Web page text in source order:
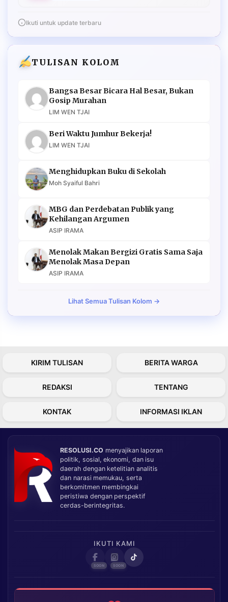
Ikuti untuk update terbaru
TULISAN KOLOM
Bangsa Besar Bicara Hal Besar, Bukan
Gosip Murahan
LIM WEN TJAI
Beri Waktu Jumhur Bekerja!
LIM WEN TJAI
Menghidupkan Buku di Sekolah
Moh Syaiful Bahri
MBG dan Perdebatan Publik yang
Kehilangan Argumen
ASIP IRAMA
Menolak Makan Bergizi Gratis Sama Saja
Menolak Masa Depan
ASIP IRAMA
Lihat Semua Tulisan Kolom →
KIRIM TULISAN BERITA WARGA
REDAKSI TENTANG
KONTAK INFORMASI IKLAN
RESOLUSI.CO menyajikan laporan
politik, sosial, ekonomi, dan isu
daerah dengan ketelitian analitis
dan narasi memukau, serta
berkomitmen membingkai
peristiwa dengan perspektif
cerdas-berintegritas.
IKUTI KAMI